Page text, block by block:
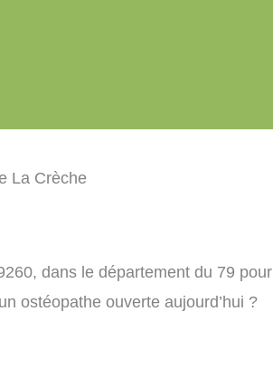
La Crèche
dans le département du 79 pour
ostéopathe ouverte aujourd’hui ?